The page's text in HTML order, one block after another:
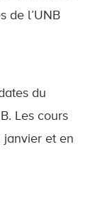
de l’UNB
du
Les cours
janvier et en